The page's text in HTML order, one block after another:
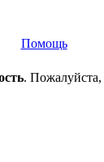
Помощь
. Пожалуйста,